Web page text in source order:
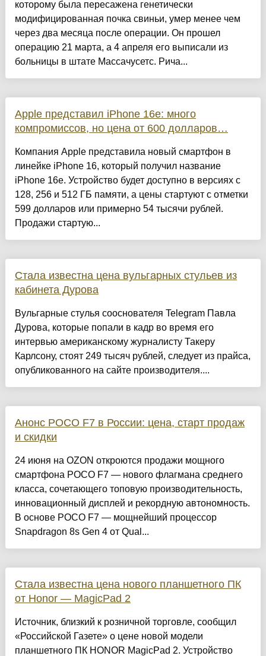
которому была пересажена генетически
модифицированная почка свиньи, умер менее чем
через два месяца после операции. Он прошел
операцию 21 марта, а 4 апреля его выписали из
больницы в штате Массачусетс. Рича...
Apple представил iPhone 16e: много
компромиссов, но цена от 600 долларов…
Компания Apple представила новый смартфон в
линейке iPhone 16, который получил название
iPhone 16e. Устройство будет доступно в версиях с
128, 256 и 512 ГБ памяти, а цены стартуют с отметки
599 долларов или примерно 54 тысячи рублей.
Продажи стартую...
Стала известна цена вульгарных стульев из
кабинета Дурова
Вульгарные стулья сооснователя Telegram Павла
Дурова, которые попали в кадр во время его
интервью американскому журналисту Такеру
Карлсону, стоят 249 тысяч рублей, следует из прайса,
опубликованного на сайте производителя....
Анонс POCO F7 в России: цена, старт продаж
и скидки
24 июня на OZON откроются продажи мощного
смартфона POCO F7 — нового флагмана среднего
класса, сочетающего топовую производительность,
инновационный дисплей и рекордную автономность.
В основе POCO F7 — мощнейший процессор
Snapdragon 8s Gen 4 от Qual...
Стала известна цена нового планшетного ПК
от Honor — MagicPad 2
Источник, близкий к розничной торговле, сообщил
«Российской Газете» о цене новой модели
планшетного ПК HONOR MagicPad 2. Устройство